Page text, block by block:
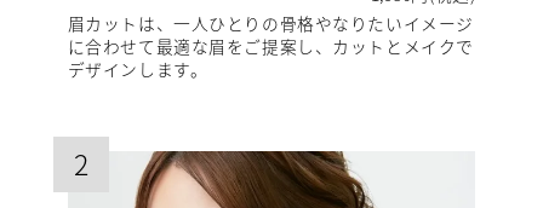
眉カットは、一人ひとりの骨格やなりたいイメージ
に合わせて最適な眉をご提案し、カットとメイクで
デザインします。
2